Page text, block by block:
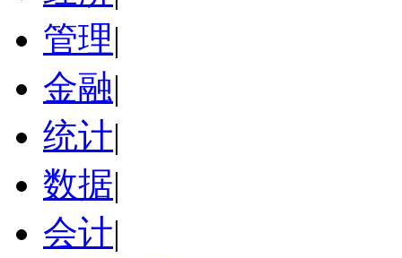
管理|
金融|
统计|
数据|
会计|